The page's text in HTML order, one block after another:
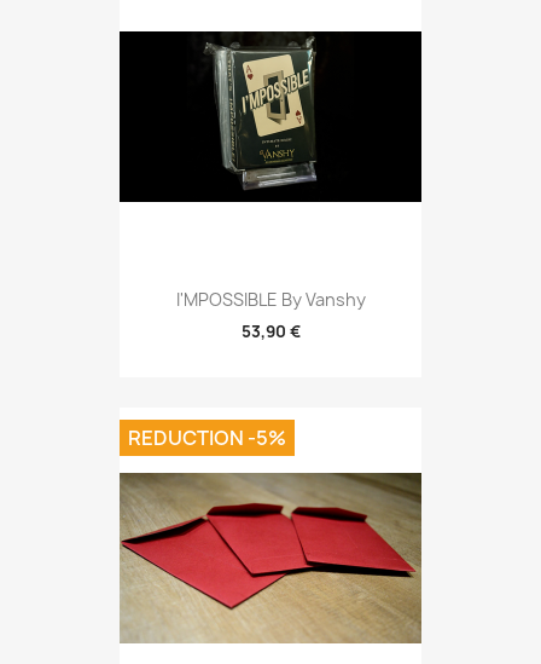
I'MPOSSIBLE By Vanshy
53,90 €
REDUCTION -5%